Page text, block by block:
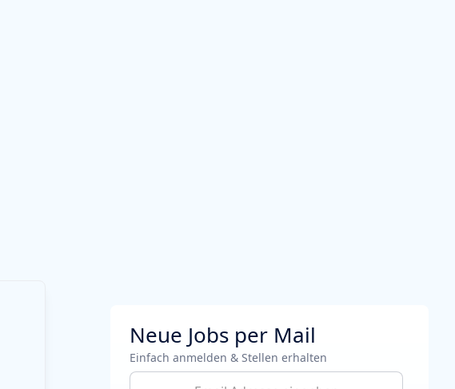
Neue Jobs per Mail
Einfach anmelden & Stellen erhalten